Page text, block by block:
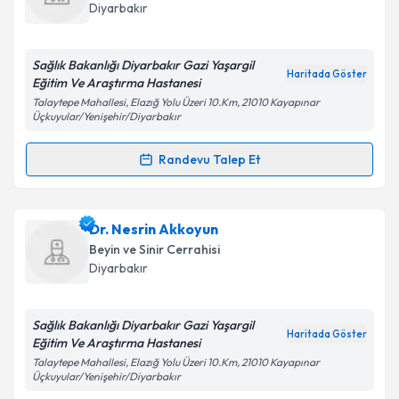
Kişisel verilerimin işlenmesine ilişkin
Metni'ni okudum ve kişisel verilerimin belirtilen
kapsamda işlenmesini kabul ediyorum.
Diyarbakır
Sağlık Bakanlığı Diyarbakır Gazi Yaşargil
Eğitim Ve Araştırma Hastanesi
Haritada Göster
Talaytepe Mahallesi, Elazığ Yolu Üzeri 10.Km, 21010 Kayapınar
Üçkuyular/Yenişehir/Diyarbakır
Randevu Talep Et
Randevu Takvimi Talebi
Uzm. Dr. Alptekin Taşçıiçin randevu takvimi talebi
oluşturun. Size bu uzmandan randevu almanız için bir
takvim hazırlandığında e-posta ile bilgilendireceğiz.
Kişisel verilerimin işlenmesine ilişkin
Dr. Nesrin Akkoyun
Beyin ve Sinir Cerrahisi
Diyarbakır
Sağlık Bakanlığı Diyarbakır Gazi Yaşargil
Eğitim Ve Araştırma Hastanesi
Haritada Göster
Talaytepe Mahallesi, Elazığ Yolu Üzeri 10.Km, 21010 Kayapınar
Üçkuyular/Yenişehir/Diyarbakır